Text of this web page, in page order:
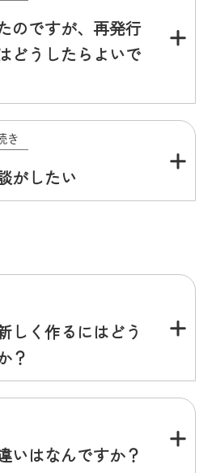
のですが、再発行
どうしたらよいで
き
がしたい
しく作るにはどう
？
いはなんですか？